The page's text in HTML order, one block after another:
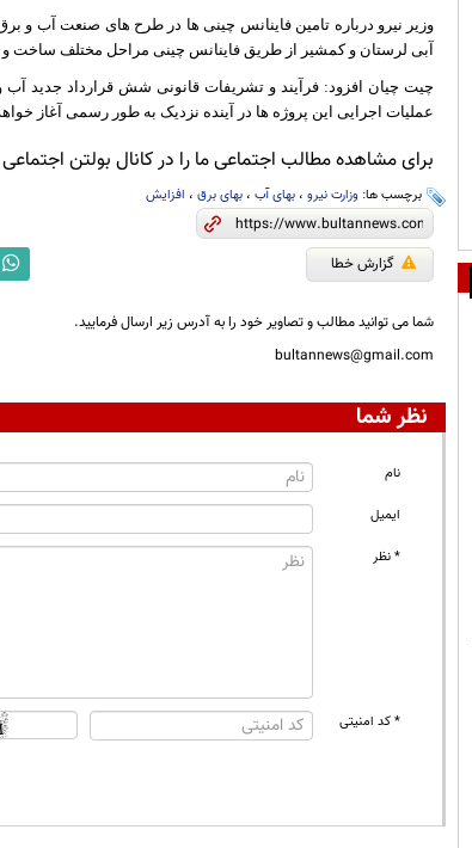
وزیر نیرو درباره تامین فاینانس چینی ها در طرح های صنعت آب و
آبی لرستان و کمشیر از طریق فاینانس چینی مراحل مختلف ساخت
چیت چیان افزود: فرآیند و تشریفات قانونی شش قرارداد جدید
عملیات اجرایی این پروژه ها در آینده نزدیک به طور رسمی آغاز
برای مشاهده مطالب اجتماعی ما را در کانال بولتن اجتماعی
برچسب ها: وزارت نیرو، بهای آب، بهای برق، افزایش
گزارش خطا
شما می توانید مطالب و تصاویر خود را به آدرس زیر ارسال فرمایید.
bultannews@gmail.com
نظر شما
نام
ایمیل
* نظر
* کد امنیتی